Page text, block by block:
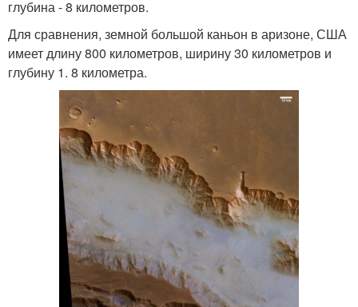
глубина - 8 километров.
Для сравнения, земной большой каньон в аризоне, США
имеет длину 800 километров, ширину 30 километров и
глубину 1. 8 километра.